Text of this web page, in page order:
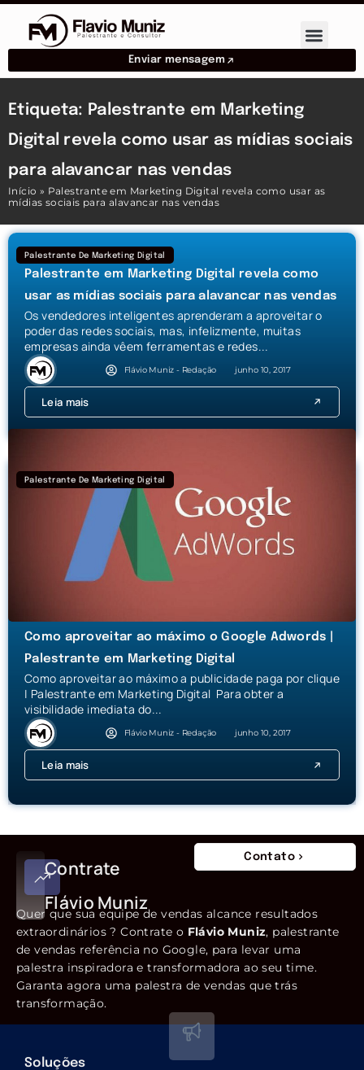
Enviar mensagem
Etiqueta: Palestrante em Marketing
Digital revela como usar as mídias sociais
para alavancar nas vendas
Início » Palestrante em Marketing Digital revela como usar as
mídias sociais para alavancar nas vendas
Palestrante De Marketing Digital
Palestrante em Marketing Digital revela como
usar as mídias sociais para alavancar nas vendas
Os vendedores inteligentes aprenderam a aproveitar o
poder das redes sociais, mas, infelizmente, muitas
empresas ainda vêem ferramentas e redes...
Flávio Muniz - Redação junho 10, 2017
Leia mais
Palestrante De Marketing Digital
Como aproveitar ao máximo o Google Adwords |
Palestrante em Marketing Digital
Como aproveitar ao máximo a publicidade paga por clique
| Palestrante em Marketing Digital Para obter a
visibilidade imediata do...
Flávio Muniz - Redação junho 10, 2017
Leia mais
Contrate
Flávio Muniz
Contato
Quer que sua equipe de vendas alcance resultados
extraordinários ? Contrate o Flávio Muniz, palestrante
de vendas referência no Google, para levar uma
palestra inspiradora e transformadora ao seu time.
Garanta agora uma palestra de vendas que trás
transformação.
Soluções